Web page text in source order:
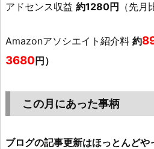
アドセンス収益 約1280円 （先月
Amazonアソシエイト紹介料 約
3680円）
この月にあった事柄
ブログの記事更新はほっとんどや